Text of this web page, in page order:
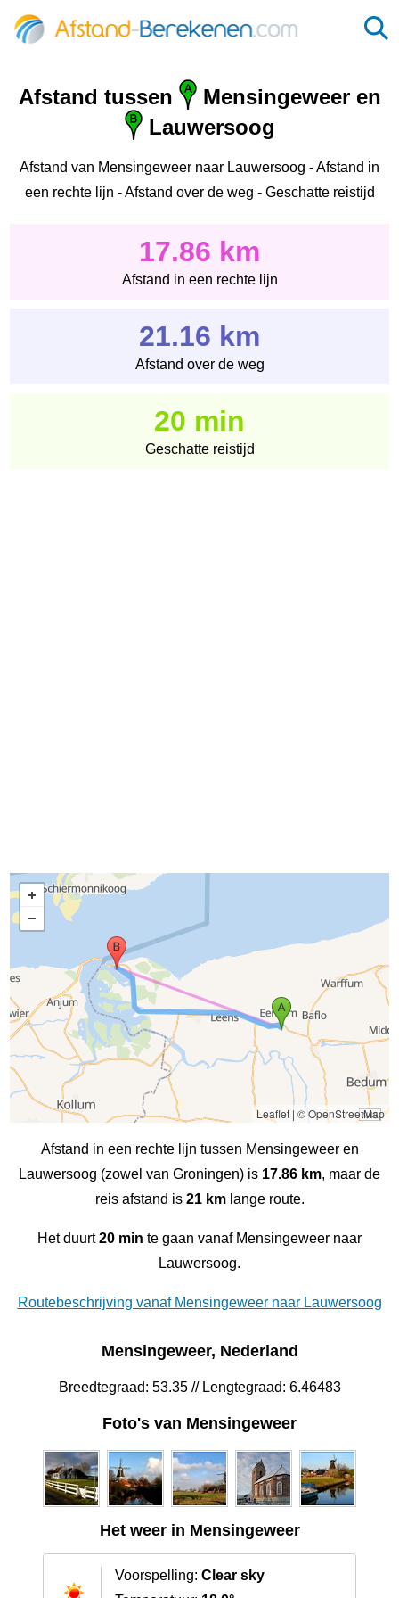
Afstand tussen
Mensingeweer en
Lauwersoog
Afstand van Mensingeweer naar Lauwersoog - Afstand in
een rechte lijn - Afstand over de weg - Geschatte reistijd
17.86 km
Afstand in een rechte lijn
21.16 km
Afstand over de weg
20 min
Geschatte reistijd
Leaflet| © OpenStreetMap
Afstand in een rechte lijn tussen Mensingeweer en
Lauwersoog (zowel van Groningen) is 17.86 km, maar de
reis afstand is 21 kmlange route.
Het duurt20 min te gaan vanaf Mensingeweer naar
Lauwersoog.
Routebeschrijving vanaf Mensingeweer naar Lauwersoog
Mensingeweer, Nederland
Breedtegraad: 53.35 // Lengtegraad: 6.46483
Foto's van Mensingeweer
Het weer in Mensingeweer
Voorspelling: Clear sky